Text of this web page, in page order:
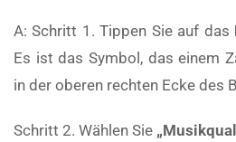
A: Schritt 1. Tippen Sie auf das
Es ist das Symbol, das einem
in der oberen rechten Ecke des
Schritt 2. Wählen Sie